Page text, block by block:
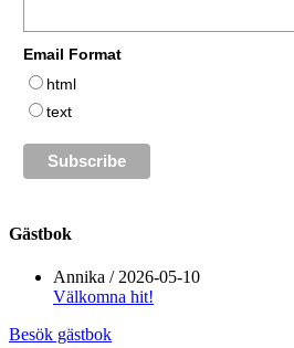
Email Format
html
text
Gästbok
Annika / 2026-05-10
Välkomna hit!
Besök gästbok